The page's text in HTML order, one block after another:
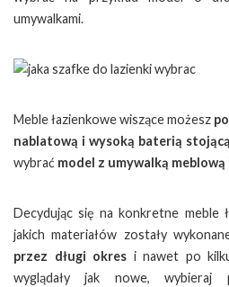
umywalkami.
Meble łazienkowe wiszące możesz
nablatową i wysoką baterią stojącą
wybrać model z umywalką
Decydując się na konkretne meble
jakich materiałów zostały
przez długi okres i nawet po
wyglądały jak nowe, wybieraj